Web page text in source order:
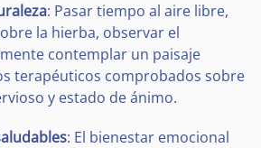
: Pasar tiempo al aire libre,
la hierba, observar el
contemplar un paisaje
terapéuticos comprobados sobre
y estado de ánimo.
: El bienestar emocional